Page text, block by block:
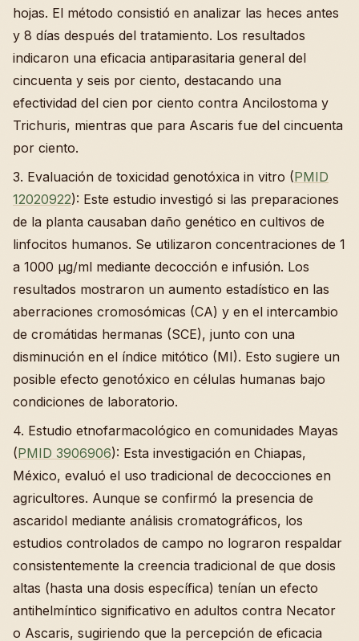
hojas. El método consistió en analizar las heces antes
y 8 días después del tratamiento. Los resultados
indicaron una eficacia antiparasitaria general del
cincuenta y seis por ciento, destacando una
efectividad del cien por ciento contra Ancilostoma y
Trichuris, mientras que para Ascaris fue del cincuenta
por ciento.
3. Evaluación de toxicidad genotóxica in vitro (PMID
12020922): Este estudio investigó si las preparaciones
de la planta causaban daño genético en cultivos de
linfocitos humanos. Se utilizaron concentraciones de 1
a 1000 µg/ml mediante decocción e infusión. Los
resultados mostraron un aumento estadístico en las
aberraciones cromosómicas (CA) y en el intercambio
de cromátidas hermanas (SCE), junto con una
disminución en el índice mitótico (MI). Esto sugiere un
posible efecto genotóxico en células humanas bajo
condiciones de laboratorio.
4. Estudio etnofarmacológico en comunidades Mayas
(PMID 3906906): Esta investigación en Chiapas,
México, evaluó el uso tradicional de decocciones en
agricultores. Aunque se confirmó la presencia de
ascaridol mediante análisis cromatográficos, los
estudios controlados de campo no lograron respaldar
consistentemente la creencia tradicional de que dosis
altas (hasta una dosis específica) tenían un efecto
antihelmíntico significativo en adultos contra Necator
o Ascaris, sugiriendo que la percepción de eficacia